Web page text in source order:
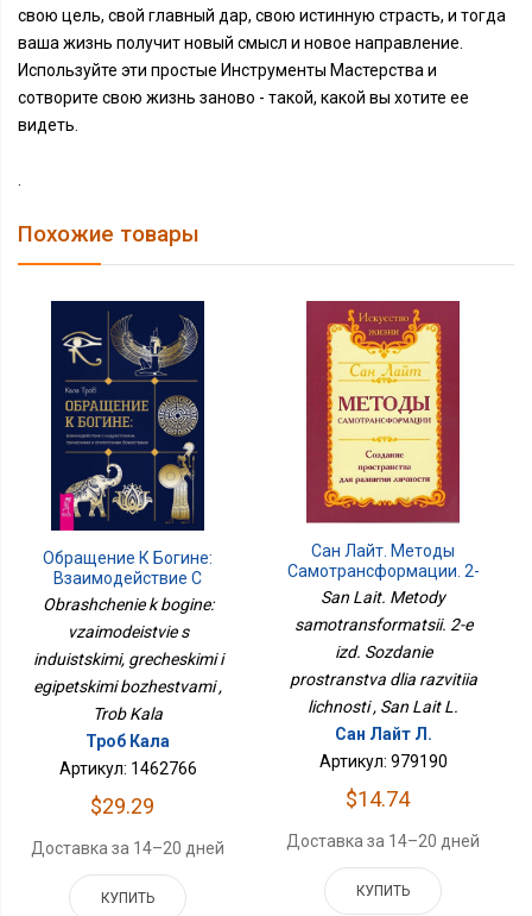
свою цель, свой главный дар, свою истинную страсть, и тогда
ваша жизнь получит новый смысл и новое направление.
Используйте эти простые Инструменты Мастерства и
сотворите свою жизнь заново - такой, какой вы хотите ее
видеть.
.
Похожие товары
Обращение К Богине:
Взаимодействие С
Индуистскими,
Греческими И
Египетскими
Божествами
Obrashchenie k bogine:
vzaimodeistvie s
induistskimi, grecheskimi i
egipetskimi bozhestvami ,
Trob Kala
Троб Кала
Артикул: 1462766
$29.29
Доставка за 14–20 дней
КУПИТЬ
Сан Лайт. Методы
Самотрансформации. 2-
Е Изд. Создание
Пространства Для
Развития Личности
San Lait. Metody
samotransformatsii. 2-e
izd. Sozdanie
prostranstva dlia razvitiia
lichnosti , San Lait L.
Сан Лайт Л.
Артикул: 979190
$14.74
Доставка за 14–20 дней
КУПИТЬ